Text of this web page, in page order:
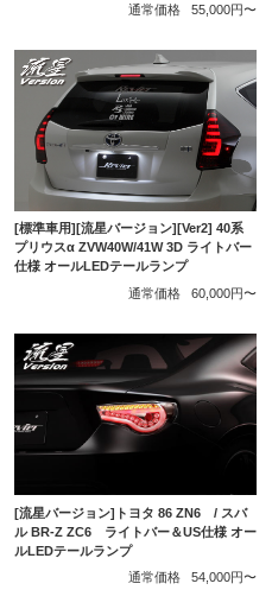
通常価格
55,000円〜
[標準車用][流星バージョン][Ver2] 40系
プリウスα ZVW40W/41W 3D ライトバー
仕様 オールLEDテールランプ
通常価格
60,000円〜
[流星バージョン]トヨタ 86 ZN6 / スバ
ル BR-Z ZC6 ライトバー＆US仕様 オー
ルLEDテールランプ
通常価格
54,000円〜